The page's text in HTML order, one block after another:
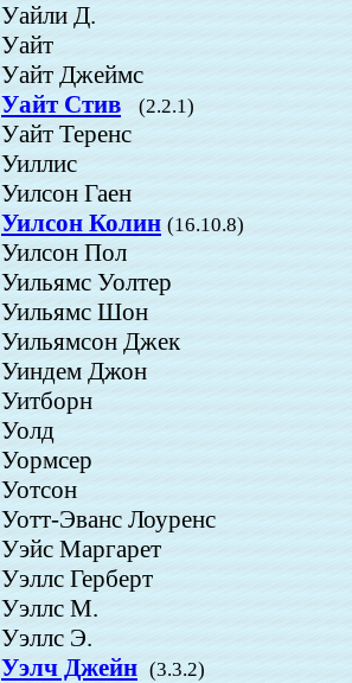
Уайли Д.
Уайт
Уайт Джеймс
Уайт Стив
(2.2.1)
Уайт Теренс
Уиллис
Уилсон Гаен
Уилсон Колин (16.10.8)
Уилсон Пол
Уильямс Уолтер
Уильямс Шон
Уильямсон Джек
Уиндем Джон
Уитборн
Уолд
Уормсер
Уотсон
Уотт-Эванс Лоуренс
Уэйс Маргарет
Уэллс Герберт
Уэллс М.
Уэллс Э.
Уэлч Джейн (3.3.2)